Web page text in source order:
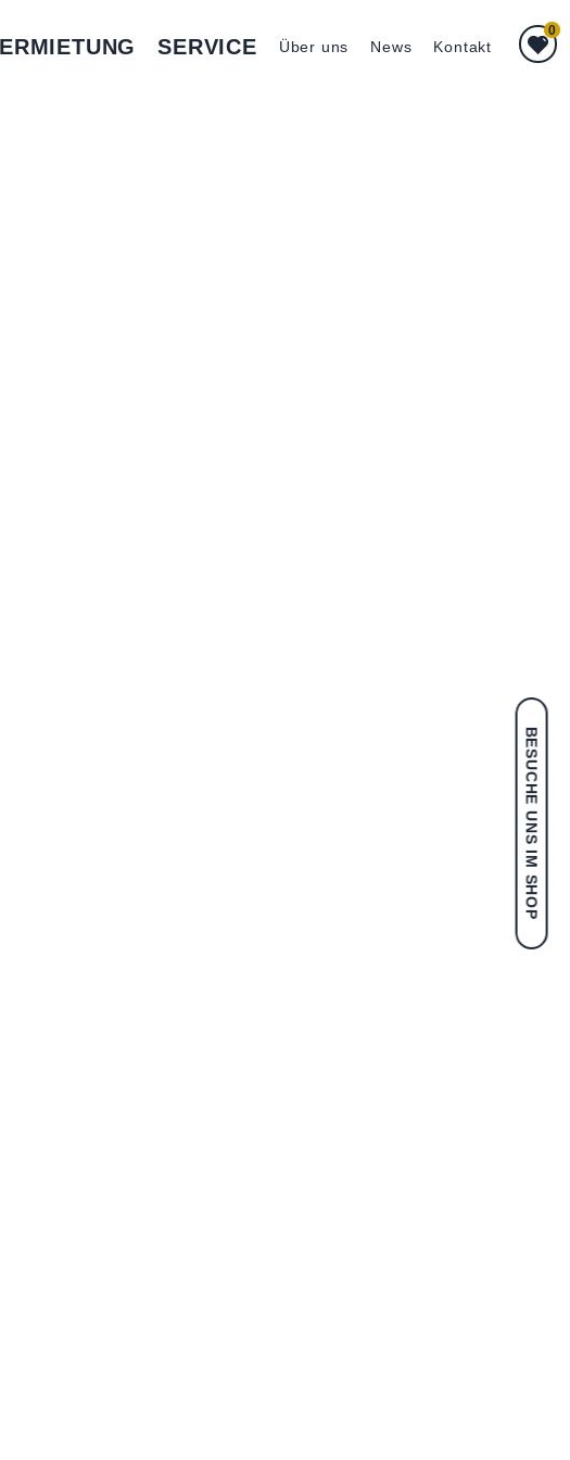
SERVICE Über uns News Kontakt
0
BESUCHE UNS IM SHOP